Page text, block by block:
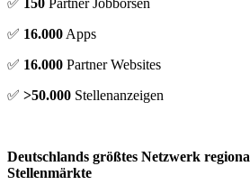
✅ 16.000 Apps
✅ 16.000 Partner Websites
✅ >50.000 Stellenanzeigen
Deutschlands größtes Netzwerk
Stellenmärkte